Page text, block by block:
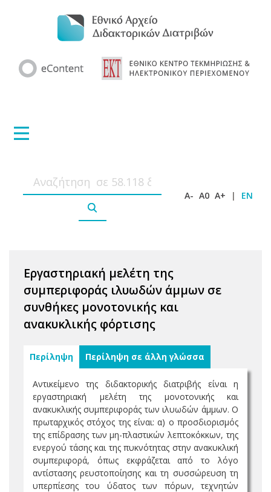
A- A0 A+ | EN
Εργαστηριακή μελέτη της
συμπεριφοράς ιλυωδών άμμων σε
συνθήκες μονοτονικής και
ανακυκλικής φόρτισης
Περίληψη Περίληψη σε άλλη γλώσσα
Αντικείμενο της διδακτορικής διατριβής είναι η
εργαστηριακή μελέτη της μονοτονικής και
ανακυκλικής συμπεριφοράς των ιλυωδών άμμων. Ο
πρωταρχικός στόχος της είναι: α) ο προσδιορισμός
της επίδρασης των μη-πλαστικών λεπτοκόκκων, της
ενεργού τάσης και της πυκνότητας στην ανακυκλική
συμπεριφορά, όπως εκφράζεται από το λόγο
αντίστασης ρευστοποίησης και τη συσσώρευση τη
υπερπίεσης του ύδατος των πόρων, τεχνητών